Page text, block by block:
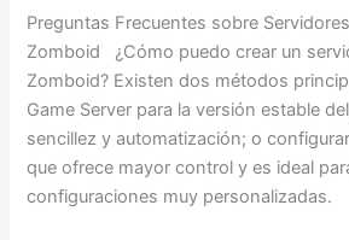
Preguntas Frecuentes sobre
Zomboid ¿Cómo puedo crear un
Zomboid? Existen dos métodos
Game Server para la versión estable
sencillez y automatización; o
que ofrece mayor control y es ideal
configuraciones muy personalizadas.
de
Project
Zomboid:
Guía
Completa